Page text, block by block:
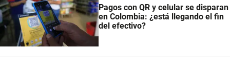
Pagos con QR y celular se disparan
en Colombia: ¿está llegando el fin
del efectivo?